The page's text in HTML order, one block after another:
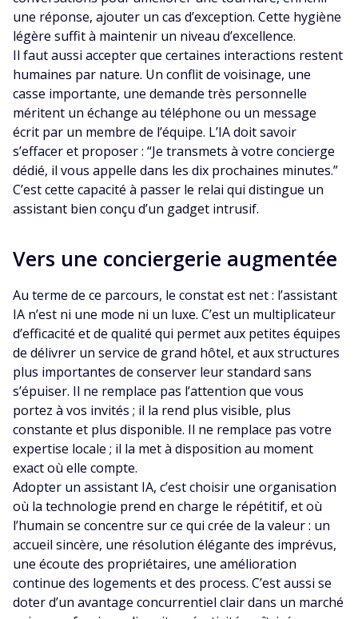
une réponse, ajouter un cas d’exception. Cette hygiène
légère suffit à maintenir un niveau d’excellence.
Il faut aussi accepter que certaines interactions restent
humaines par nature. Un conflit de voisinage, une
casse importante, une demande très personnelle
méritent un échange au téléphone ou un message
écrit par un membre de l’équipe. L’IA doit savoir
s’effacer et proposer : “Je transmets à votre concierge
dédié, il vous appelle dans les dix prochaines minutes.”
C’est cette capacité à passer le relai qui distingue un
assistant bien conçu d’un gadget intrusif.
Vers une conciergerie augmentée
Au terme de ce parcours, le constat est net : l’assistant
IA n’est ni une mode ni un luxe. C’est un multiplicateur
d’efficacité et de qualité qui permet aux petites équipes
de délivrer un service de grand hôtel, et aux structures
plus importantes de conserver leur standard sans
s’épuiser. Il ne remplace pas l’attention que vous
portez à vos invités ; il la rend plus visible, plus
constante et plus disponible. Il ne remplace pas votre
expertise locale ; il la met à disposition au moment
exact où elle compte.
Adopter un assistant IA, c’est choisir une organisation
où la technologie prend en charge le répétitif, et où
l’humain se concentre sur ce qui crée de la valeur : un
accueil sincère, une résolution élégante des imprévus,
une écoute des propriétaires, une amélioration
continue des logements et des process. C’est aussi se
doter d’un avantage concurrentiel clair dans un marché